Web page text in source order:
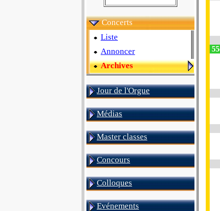
Concerts
Liste
Annoncer
Archives
Jour de l'Orgue
Médias
Master classes
Concours
Colloques
Evénements